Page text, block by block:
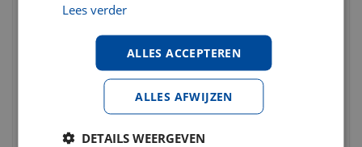
Lees verder
ALLES ACCEPTEREN
ALLES AFWIJZEN
DETAILS WEERGEVEN